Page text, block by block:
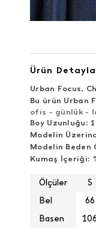
Ürün
Urban Focus,
Bu ürün Urban
ofis - günlük -
Boy Uzunluğu :
Modelin
Modelin Beden
Kumaş İçeriği:
Ölçüler S
Bel
66
Basen
106